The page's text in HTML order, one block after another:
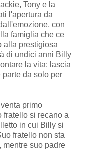
Tony e la
l'apertura da
con
famiglia che ce
alla prestigiosa
di undici anni Billy
la vita: lascia
parte da solo per
primo
fratello si recano a
in cui Billy si
fratello non sta
mentre suo padre